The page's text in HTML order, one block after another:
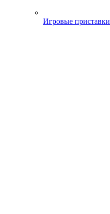
Игровые приставки